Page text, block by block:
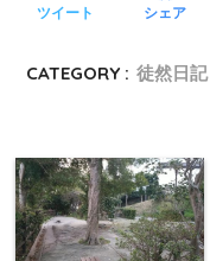
ツイート シェア
CATEGORY : 徒然日記